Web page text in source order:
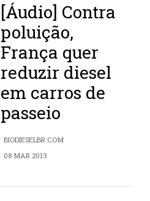
[Áudio] Contra
poluição,
França quer
reduzir diesel
em carros de
passeio
BIODIESELBR.COM
08 MAR 2013